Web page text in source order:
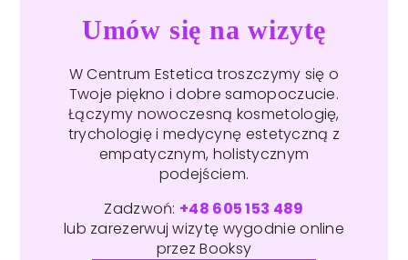
Umów się na wizytę
W Centrum Estetica troszczymy się o
Twoje piękno i dobre samopoczucie.
Łączymy nowoczesną kosmetologię,
trychologię i medycynę estetyczną z
empatycznym, holistycznym
podejściem.
Zadzwoń: +48 605 153 489
lub zarezerwuj wizytę wygodnie online
przez Booksy